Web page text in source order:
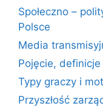
Społeczno –
Polsce
Media
Pojęcie,
Typy graczy i
Przyszłość